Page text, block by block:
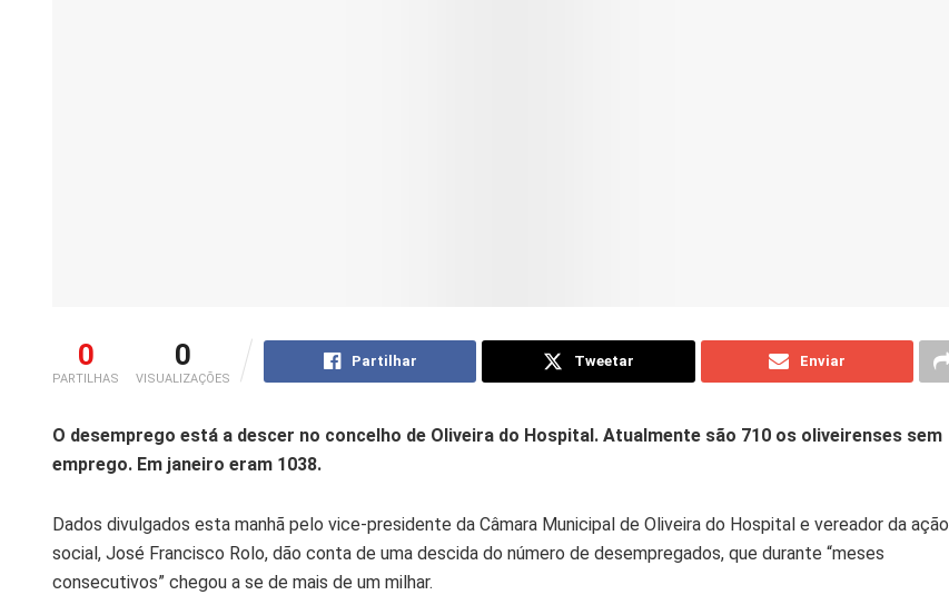
0
PARTILHAS
0
VISUALIZAÇÕES
Partilhar Tweetar Enviar
O desemprego está a descer no concelho de Oliveira do Hospital. Atualmente são 710 os oliveirenses sem
emprego. Em janeiro eram 1038.
Dados divulgados esta manhã pelo vice-presidente da Câmara Municipal de Oliveira do Hospital e vereador da ação
social, José Francisco Rolo, dão conta de uma descida do número de desempregados, que durante “meses
consecutivos” chegou a se de mais de um milhar.